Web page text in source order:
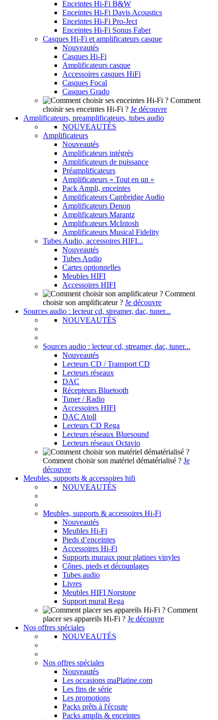
Enceintes Hi-Fi B&W
Enceintes Hi-Fi Davis Acoustics
Enceintes Hi-Fi Pro-Ject
Enceintes Hi-Fi Sonus Faber
Casques Hi-Fi et amplificateurs casque
Nouveautés
Casques Hi-Fi
Amplificateurs casque
Accessoires casques HiFi
Casques Focal
Casques Grado
Comment
choisir ses enceintes Hi-Fi ? Je découvre
Amplificateurs, preamplificateurs, tubes audio
NOUVEAUTÉS
Amplificateurs
Nouveautés
Amplificateurs intégrés
Amplificateurs de puissance
Préamplificateurs
Amplificateurs « Tout en un »
Pack Ampli, enceintes
Amplificateurs Cambridge Audio
Amplificateurs Denon
Amplificateurs Marantz
Amplificateurs McIntosh
Amplificateurs Musical Fidelity
Tubes Audio, accessoires HIFI...
Nouveautés
Tubes Audio
Cartes optionnelles
Meubles HIFI
Accessoires HIFI
Comment
choisir son amplificateur ? Je découvre
Sources audio : lecteur cd, streamer, dac, tuner...
NOUVEAUTÉS
Sources audio : lecteur cd, streamer, dac, tuner...
Nouveautés
Lecteurs CD / Transport CD
Lecteurs réseaux
DAC
Récepteurs Bluetooth
Tuner / Radio
Accessoires HIFI
DAC Atoll
Lecteurs CD Rega
Lecteurs réseaux Bluesound
Lecteurs réseaux Octavio
Comment choisir son matériel dématérialisé ? Je
découvre
Meubles, supports & accessoires hifi
NOUVEAUTÉS
Meubles, supports & accessoires Hi-Fi
Nouveautés
Meubles Hi-Fi
Pieds d’enceintes
Accessoires Hi-Fi
Supports muraux pour platines vinyles
Cônes, pieds et découplages
Tubes audio
Livres
Meubles HIFI Norstone
Support mural Rega
Comment
placer ses appareils Hi-Fi ? Je découvre
Nos offres spéciales
NOUVEAUTÉS
Nos offres spéciales
Nouveautés
Les occasions maPlatine.com
Les fins de série
Les promotions
Packs prêts à l'écoute
Packs amplis & enceintes